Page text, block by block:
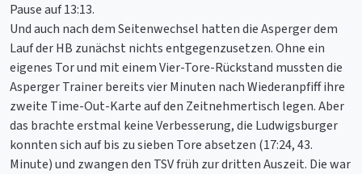
Pause auf 13:13.
Und auch nach dem Seitenwechsel hatten die Asperger dem
Lauf der HB zunächst nichts entgegenzusetzen. Ohne ein
eigenes Tor und mit einem Vier-Tore-Rückstand mussten die
Asperger Trainer bereits vier Minuten nach Wiederanpfiff ihre
zweite Time-Out-Karte auf den Zeitnehmertisch legen. Aber
das brachte erstmal keine Verbesserung, die Ludwigsburger
konnten sich auf bis zu sieben Tore absetzen (17:24, 43.
Minute) und zwangen den TSV früh zur dritten Auszeit. Die war